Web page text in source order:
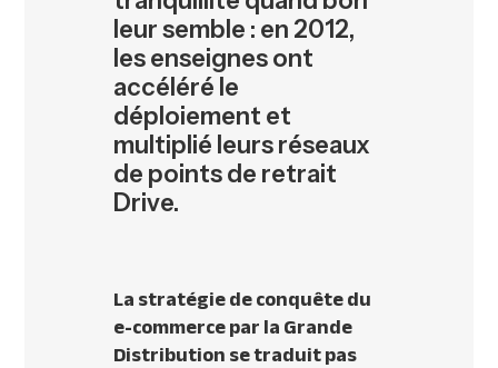
leur semble : en 2012,
les enseignes ont
accéléré le
déploiement et
multiplié leurs réseaux
de points de retrait
Drive.
La stratégie de conquête du
e-commerce par la Grande
Distribution se traduit pas